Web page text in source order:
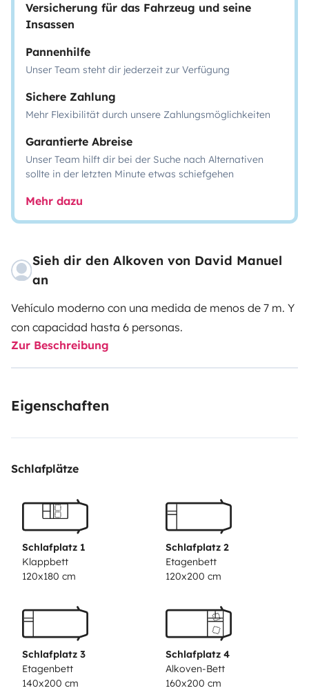
Versicherung für das Fahrzeug und seine
Insassen
Pannenhilfe
Unser Team steht dir jederzeit zur Verfügung
Sichere Zahlung
Mehr Flexibilität durch unsere Zahlungsmöglichkeiten
Garantierte Abreise
Unser Team hilft dir bei der Suche nach Alternativen
sollte in der letzten Minute etwas schiefgehen
Mehr dazu
Sieh dir den Alkoven von David Manuel
an
Vehículo moderno con una medida de menos de 7 m. Y
con capacidad hasta 6 personas.
Zur Beschreibung
Eigenschaften
Schlafplätze
Schlafplatz 1
Klappbett
120x180 cm
Schlafplatz 2
Etagenbett
120x200 cm
Schlafplatz 3
Etagenbett
140x200 cm
Schlafplatz 4
Alkoven-Bett
160x200 cm